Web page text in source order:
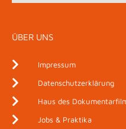
ÜBER UNS
Impressum
Datenschutzerklärung
Haus des
Jobs & Praktika